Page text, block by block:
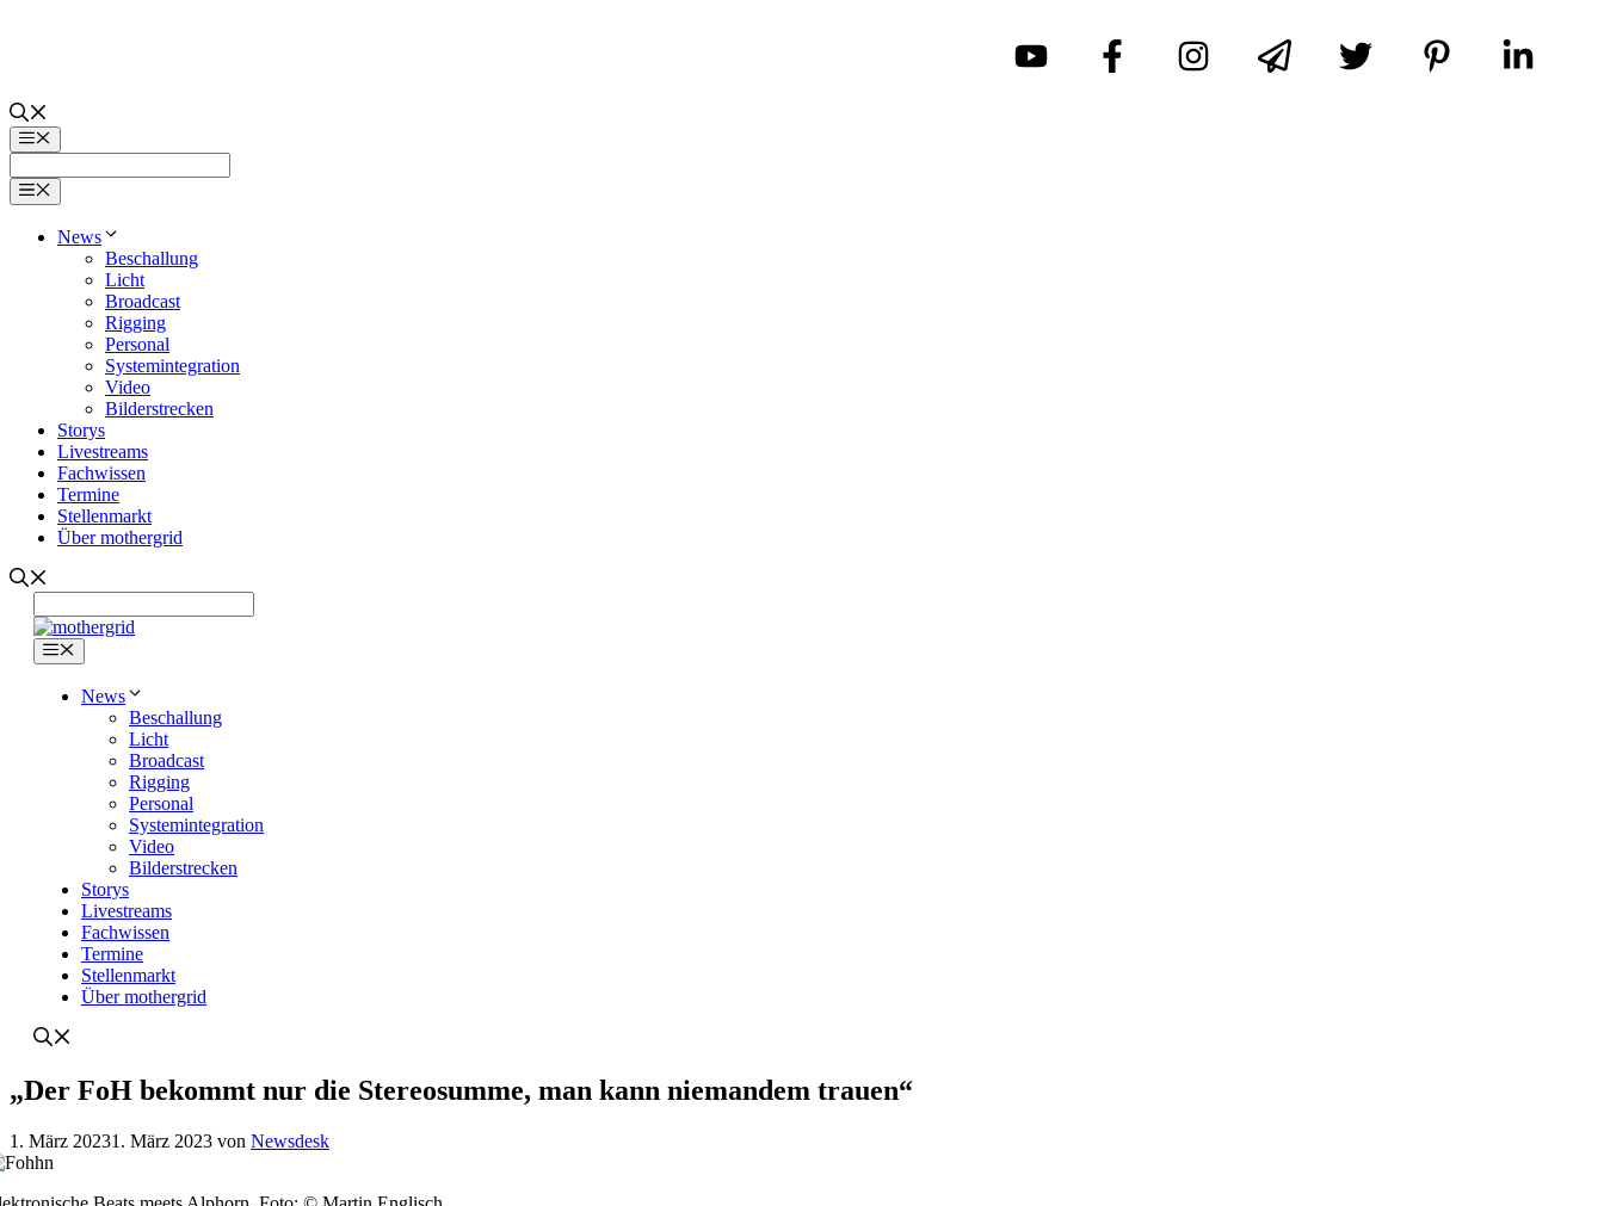
Menü
Menü
News
Beschallung
Licht
Broadcast
Rigging
Personal
Systemintegration
Video
Bilderstrecken
Storys
Livestreams
Fachwissen
Termine
Stellenmarkt
Über mothergrid
Menü
News
Beschallung
Licht
Broadcast
Rigging
Personal
Systemintegration
Video
Bilderstrecken
Storys
Livestreams
Fachwissen
Termine
Stellenmarkt
Über mothergrid
„Der FoH bekommt nur die Stereosumme, man kann niemandem trauen“
1. März 20231. März 2023 von Newsdesk